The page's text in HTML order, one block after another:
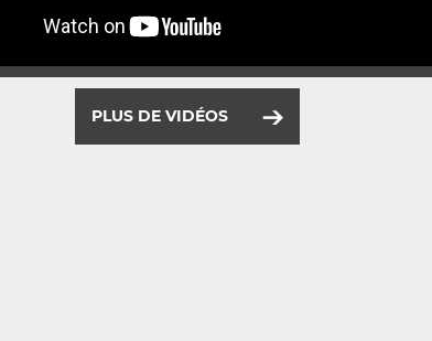
PLUS DE VIDÉOS